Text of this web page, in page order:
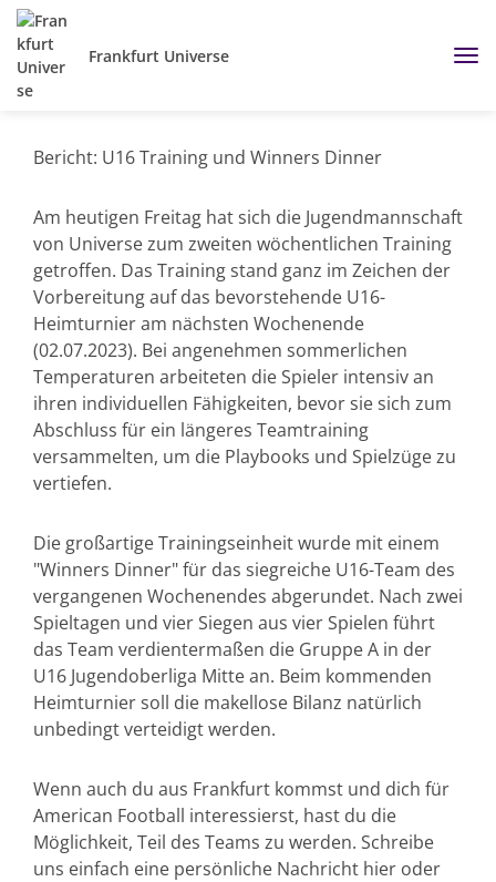
Frankfurt Universe
Bericht: U16 Training und Winners Dinner
Am heutigen Freitag hat sich die Jugendmannschaft
von Universe zum zweiten wöchentlichen Training
getroffen. Das Training stand ganz im Zeichen der
Vorbereitung auf das bevorstehende U16-
Heimturnier am nächsten Wochenende
(02.07.2023). Bei angenehmen sommerlichen
Temperaturen arbeiteten die Spieler intensiv an
ihren individuellen Fähigkeiten, bevor sie sich zum
Abschluss für ein längeres Teamtraining
versammelten, um die Playbooks und Spielzüge zu
vertiefen.
Die großartige Trainingseinheit wurde mit einem
"Winners Dinner" für das siegreiche U16-Team des
vergangenen Wochenendes abgerundet. Nach zwei
Spieltagen und vier Siegen aus vier Spielen führt
das Team verdientermaßen die Gruppe A in der
U16 Jugendoberliga Mitte an. Beim kommenden
Heimturnier soll die makellose Bilanz natürlich
unbedingt verteidigt werden.
Wenn auch du aus Frankfurt kommst und dich für
American Football interessierst, hast du die
Möglichkeit, Teil des Teams zu werden. Schreibe
uns einfach eine persönliche Nachricht hier oder